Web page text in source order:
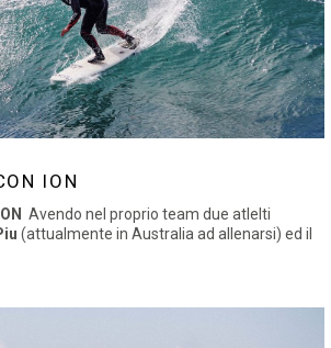
ION
Avendo nel proprio team due atlelti
(attualmente in Australia ad allenarsi) ed il